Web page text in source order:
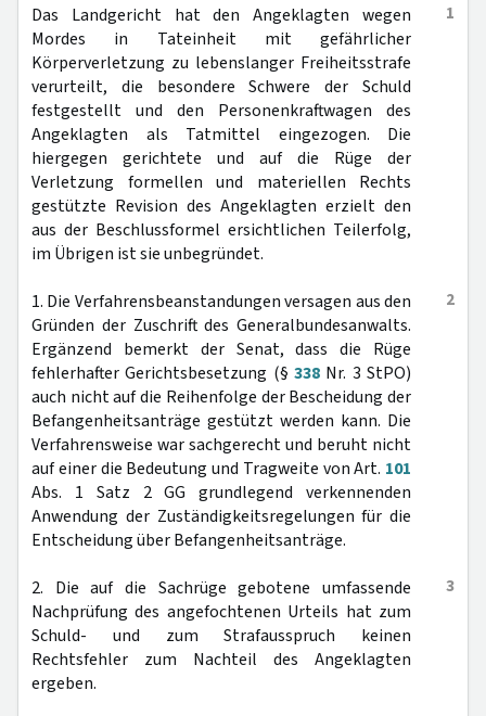
1
Das Landgericht hat den Angeklagten wegen
Mordes in Tateinheit mit gefährlicher
Körperverletzung zu lebenslanger Freiheitsstrafe
verurteilt, die besondere Schwere der Schuld
festgestellt und den Personenkraftwagen des
Angeklagten als Tatmittel eingezogen. Die
hiergegen gerichtete und auf die Rüge der
Verletzung formellen und materiellen Rechts
gestützte Revision des Angeklagten erzielt den
aus der Beschlussformel ersichtlichen Teilerfolg,
im Übrigen ist sie unbegründet.
2
1. Die Verfahrensbeanstandungen versagen aus den
Gründen der Zuschrift des Generalbundesanwalts.
Ergänzend bemerkt der Senat, dass die Rüge
fehlerhafter Gerichtsbesetzung (§ 338 Nr. 3 StPO)
auch nicht auf die Reihenfolge der Bescheidung der
Befangenheitsanträge gestützt werden kann. Die
Verfahrensweise war sachgerecht und beruht nicht
auf einer die Bedeutung und Tragweite von Art. 101
Abs. 1 Satz 2 GG grundlegend verkennenden
Anwendung der Zuständigkeitsregelungen für die
Entscheidung über Befangenheitsanträge.
3
2. Die auf die Sachrüge gebotene umfassende
Nachprüfung des angefochtenen Urteils hat zum
Schuld- und zum Strafausspruch keinen
Rechtsfehler zum Nachteil des Angeklagten
ergeben.